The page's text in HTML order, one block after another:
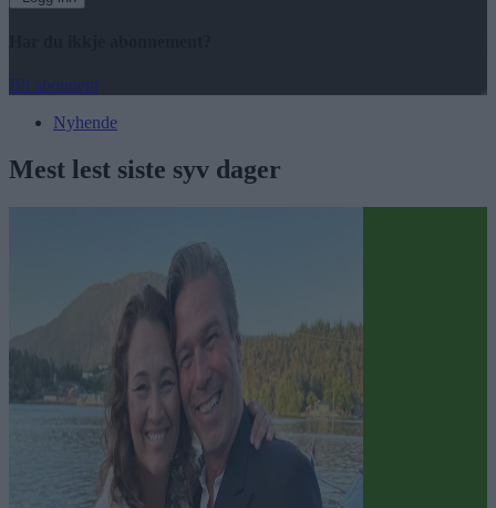
Bli abonnent
Nyhende
Mest lest siste syv dager